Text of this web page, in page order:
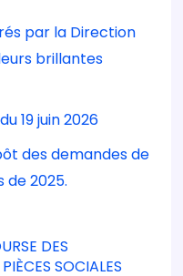
par la Direction
brillantes
19 juin 2026
des demandes de
de 2025.
DES
SOCIALES